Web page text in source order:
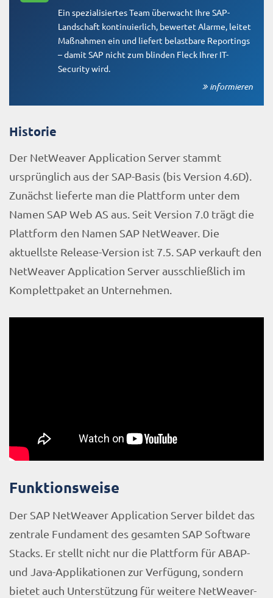
Ein spezialisiertes Team überwacht Ihre SAP-
Landschaft kontinuierlich, bewertet Alarme, leitet
Maßnahmen ein und liefert belastbare Reportings
– damit SAP nicht zum blinden Fleck Ihrer IT-
Security wird.
informieren
Historie
Der NetWeaver Application Server stammt
ursprünglich aus der SAP-Basis (bis Version 4.6D).
Zunächst lieferte man die Plattform unter dem
Namen SAP Web AS aus. Seit Version 7.0 trägt die
Plattform den Namen SAP NetWeaver. Die
aktuellste Release-Version ist 7.5. SAP verkauft den
NetWeaver Application Server ausschließlich im
Komplettpaket an Unternehmen.
Funktionsweise
Der SAP NetWeaver Application Server bildet das
zentrale Fundament des gesamten SAP Software
Stacks. Er stellt nicht nur die Plattform für ABAP-
und Java-Applikationen zur Verfügung, sondern
bietet auch Unterstützung für weitere NetWeaver-